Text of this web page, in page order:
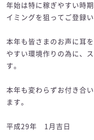
年始は特に稼ぎやすい時
イミングを狙ってご登録
本年も皆さまのお声に耳
やすい環境作りの為に、
す。
本年も変わらずお付き合
ます。
平成29年 1月吉日